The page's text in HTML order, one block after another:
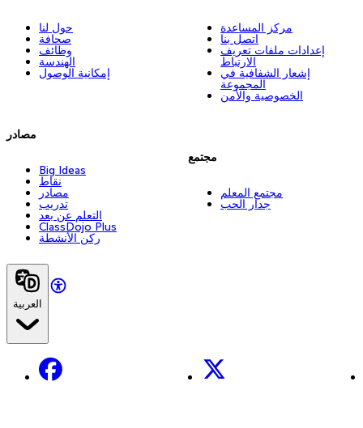
حول لنا
صحافة
وظائف
الهندسة
إمكانية الوصول
مصادر
Big Ideas
نقاط
مصادر
تدريب
التعلم عن بعد
ClassDojo Plus
ركن الأنشطة
مركز المساعدة
اتصل بنا
إعدادات ملفات تعريف
الارتباط
إشعار الشفافية في
المجموعة
الخصوصية والأمن
مجتمع
مجتمع المعلم
جدار الحب
العربية
Facebook X